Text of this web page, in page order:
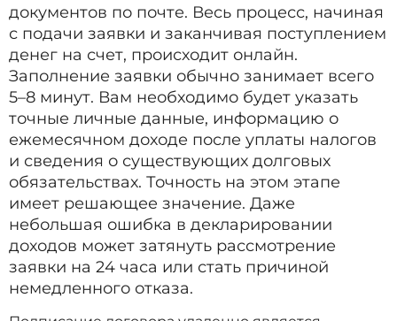
документов по почте. Весь процесс, начиная
с подачи заявки и заканчивая поступлением
денег на счет, происходит онлайн.
Заполнение заявки обычно занимает всего
5–8 минут. Вам необходимо будет указать
точные личные данные, информацию о
ежемесячном доходе после уплаты налогов
и сведения о существующих долговых
обязательствах. Точность на этом этапе
имеет решающее значение. Даже
небольшая ошибка в декларировании
доходов может затянуть рассмотрение
заявки на 24 часа или стать причиной
немедленного отказа.